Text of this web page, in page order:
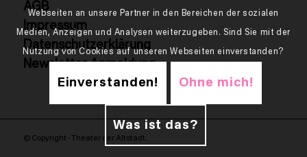
AGB
Impressum
Datenschutzerklärung
Newsletter Anmeldung
© Copyright - Theater der Altstadt.
Webseiten an unsere Partner in den Bereichen der sozialen
Medien, Anzeigen und Analysen weiterzugeben. Sind Sie mit der
Nutzung von Cookies auf unseren Webseiten einverstanden?
Einverstanden! Ohne mich!
Was ist das?